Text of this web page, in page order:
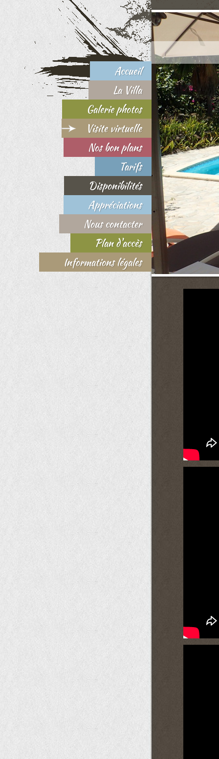
Accueil
La Villa
Galerie photos
Visite virtuelle
Nos bon plans
Tarifs
Disponibilités
Appréciations
Nous contacter
Plan d'accès
Informations légales